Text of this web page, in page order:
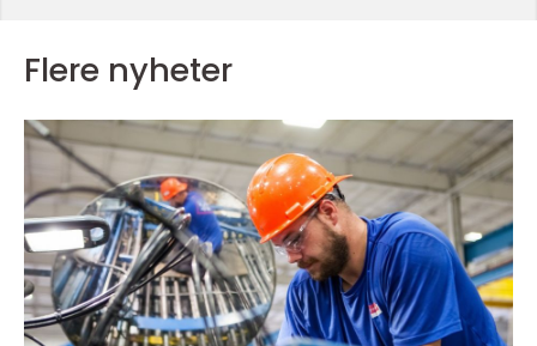
Flere nyheter